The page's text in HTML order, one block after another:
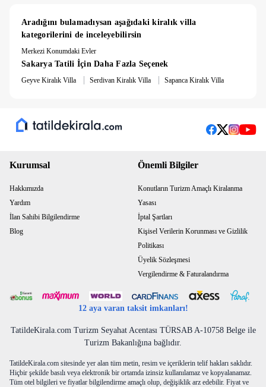
Aradığını bulamadıysan aşağıdaki kiralık villa
kategorilerini de inceleyebilirsin
Merkezi Konumdaki Evler
Sakarya Tatili İçin Daha Fazla Seçenek
Geyve Kiralık Villa | Serdivan Kiralık Villa | Sapanca Kiralık Villa
Kurumsal
Hakkımızda
Yardım
İlan Sahibi Bilgilendirme
Blog
Önemli Bilgiler
Konutların Turizm Amaçlı Kiralanma
Yasası
İptal Şartları
Kişisel Verilerin Korunması ve Gizlilik
Politikası
Üyelik Sözleşmesi
Vergilendirme & Faturalandırma
12 aya varan taksit imkanları!
TatildeKirala.com Turizm Seyahat Acentası TÜRSAB A-10758 Belge ile
Turizm Bakanlığına bağlıdır.
TatildeKirala.com sitesinde yer alan tüm metin, resim ve içeriklerin telif hakları saklıdır.
Hiçbir şekilde basılı veya elektronik bir ortamda izinsiz kullanılamaz ve kopyalanamaz.
Tüm otel bilgileri ve fiyatlar bilgilendirme amaçlı olup, değişiklik arz edebilir. Fiyat ve